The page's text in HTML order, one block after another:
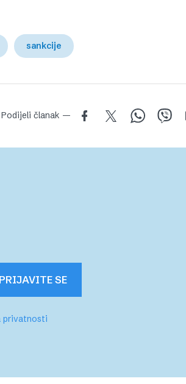
sankcije
Podijeli članak —
PRIJAVITE SE
privatnosti